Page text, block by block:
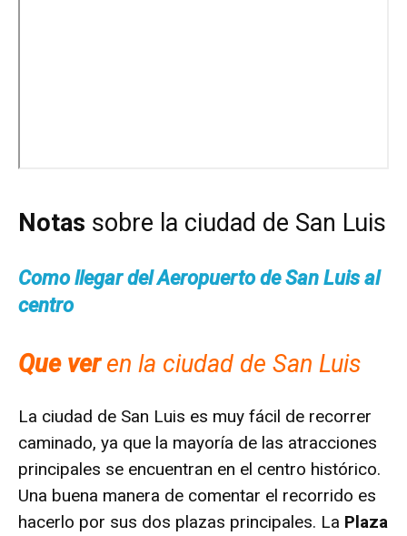
Notas sobre la ciudad de San Luis
Como llegar del Aeropuerto de San Luis al
centro
Que veren la ciudad de San Luis
La ciudad de San Luis es muy fácil de recorrer
caminado, ya que la mayoría de las atracciones
principales se encuentran en el centro histórico.
Una buena manera de comentar el recorrido es
hacerlo por sus dos plazas principales. La Plaza